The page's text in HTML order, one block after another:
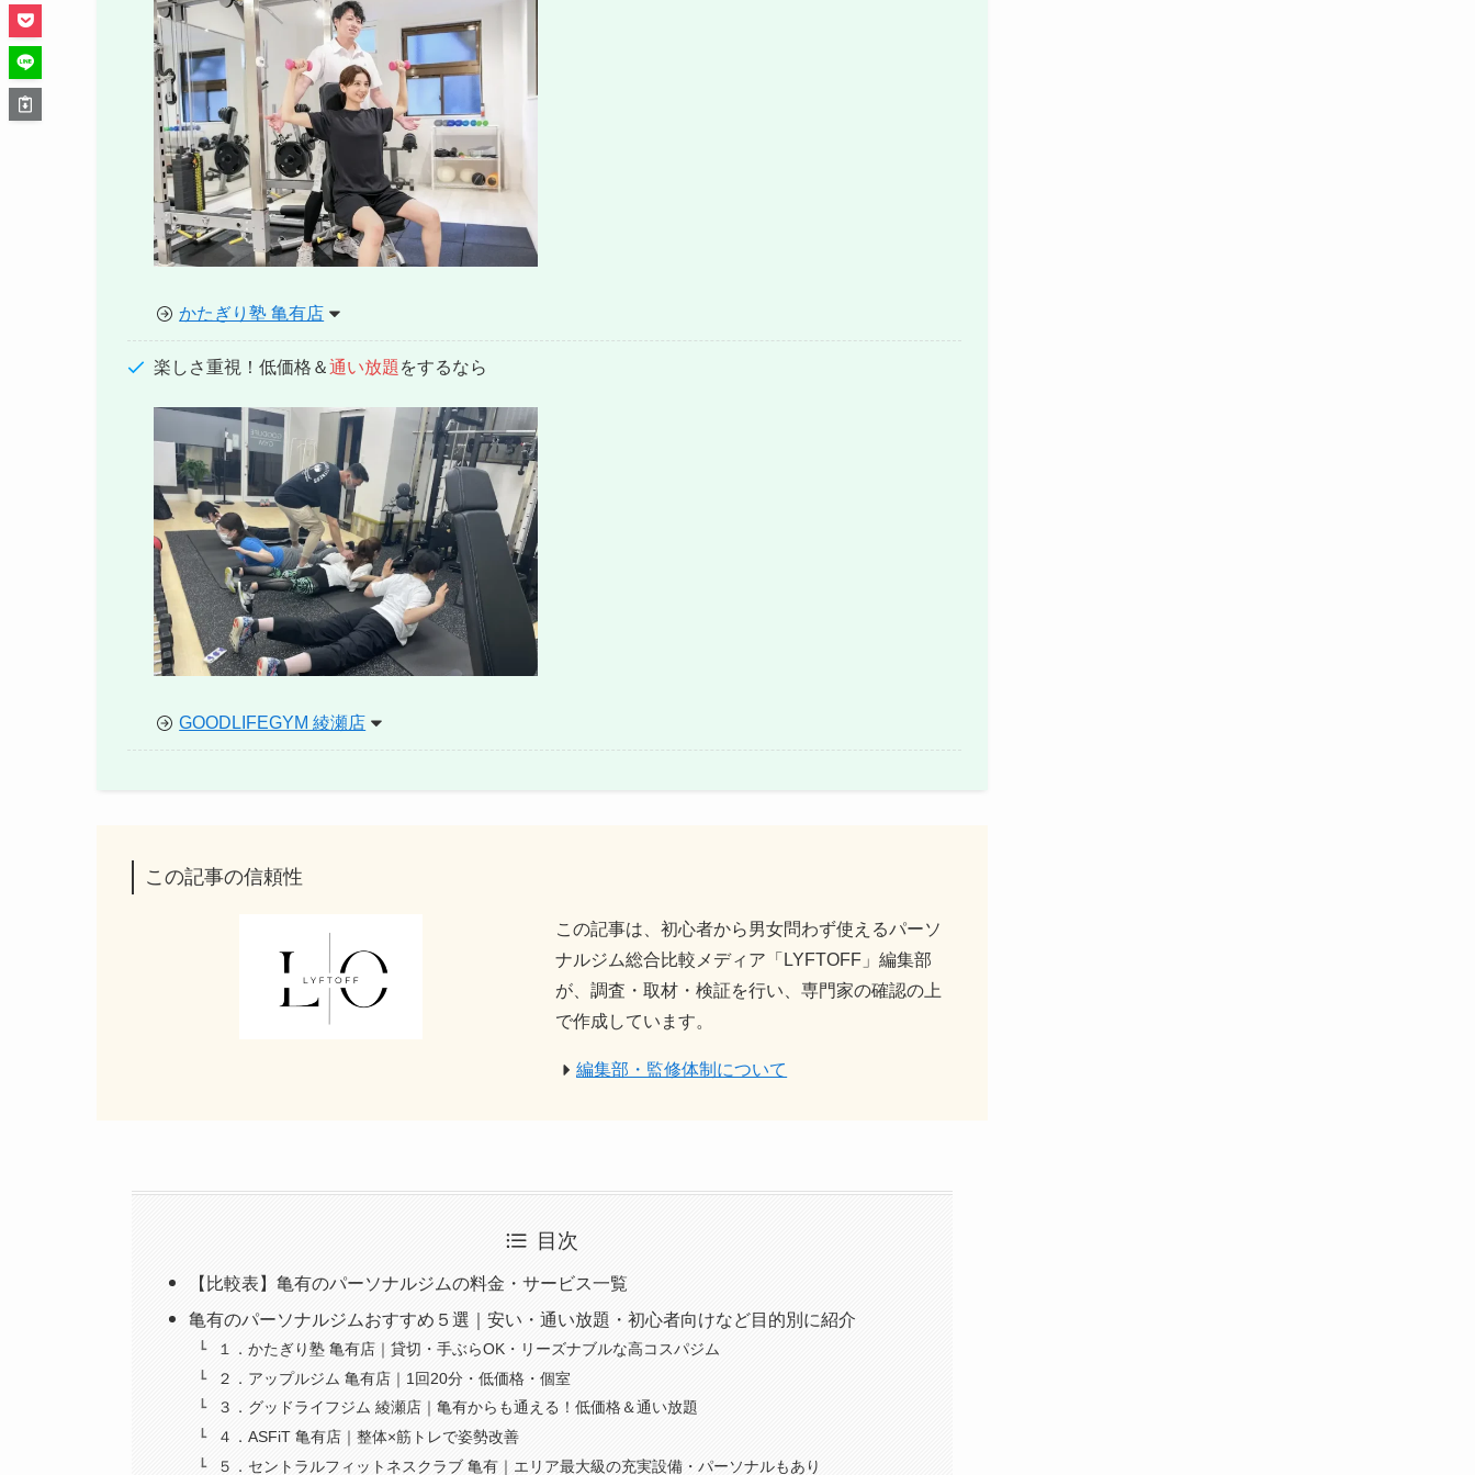
かたぎり塾 亀有店
楽しさ重視！低価格＆通い放題 をするなら
GOODLIFEGYM 綾瀬店
この記事の信頼性
この記事は、初心者から男女問わず使えるパーソ
ナルジム総合比較メディア「LYFTOFF」編集部
が、調査・取材・検証を行い、専門家の確認の上
で作成しています。
編集部・監修体制について
目次
【比較表】亀有のパーソナルジムの料金・サービス一覧
亀有のパーソナルジムおすすめ５選｜安い・通い放題・初心者向けなど目的別に紹介
１．かたぎり塾 亀有店｜貸切・手ぶらOK・リーズナブルな高コスパジム
２．アップルジム 亀有店｜1回20分・低価格・個室
３．グッドライフジム 綾瀬店｜亀有からも通える！低価格＆通い放題
４．ASFiT 亀有店｜整体×筋トレで姿勢改善
５．セントラルフィットネスクラブ 亀有｜エリア最大級の充実設備・パーソナルもあり